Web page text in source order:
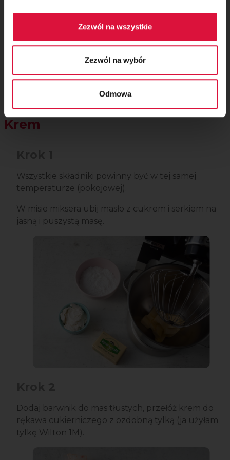
Zezwól na wszystkie
Zezwól na wybór
Odmowa
Krem
Wszystkie składniki powinny być w tej samej
temperaturze (pokojowej).
W misie miksera ubij masło z cukrem i serkiem na
jasną i puszystą masę.
Dodaj barwnik do mas tłustych, przełóż krem do
rękawa cukierniczego z ozdobną tylką (ja użyłam
tylkę Wilton 1M).